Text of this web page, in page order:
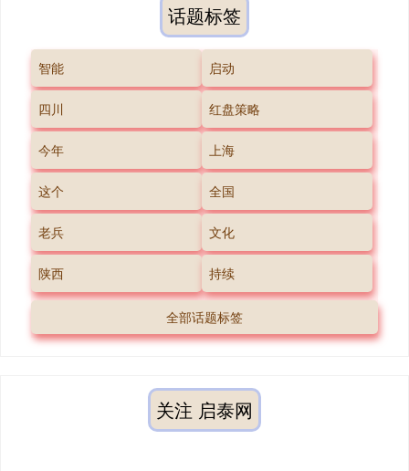
话题标签
智能 启动
四川 红盘策略
今年 上海
这个 全国
老兵 文化
陕西 持续
全部话题标签
关注 启泰网